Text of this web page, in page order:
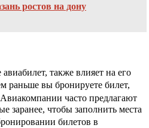
ростов на дону
также влияет на его
раньше вы бронируете билет,
часто предлагают
заранее, чтобы заполнить места
билетов в